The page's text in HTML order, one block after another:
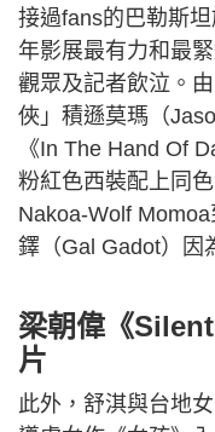
接過fans的巴勒斯
年影展最有力和最
觀眾及記者飲泣。
俠」積遜莫瑪（
《In The Hand Of
粉紅色西裝配上同
Nakoa-Wolf
鐸（Gal Gadot）因
梁朝偉《
片
此外，舒淇與台地